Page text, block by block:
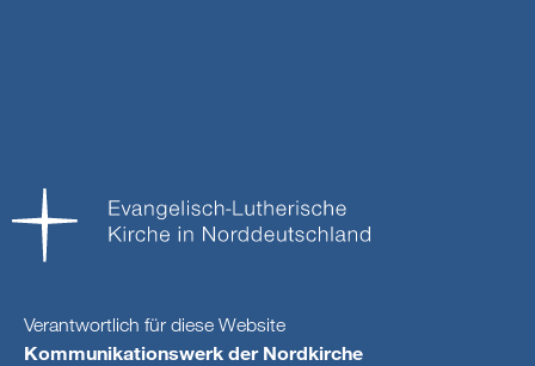
Verantwortlich für diese Website
Kommunikationswerk der Nordkirche